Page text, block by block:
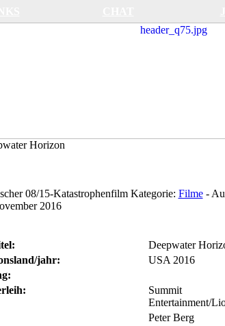
Horizon
08/15-Katastrophenfilm Kategorie: Filme-
2016
Deepwater
jahr:
USA 2016
Summit
Entertainment/
Peter Berg